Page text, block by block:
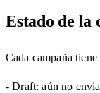
Estado de la
Cada campaña tiene
- Draft: aún no